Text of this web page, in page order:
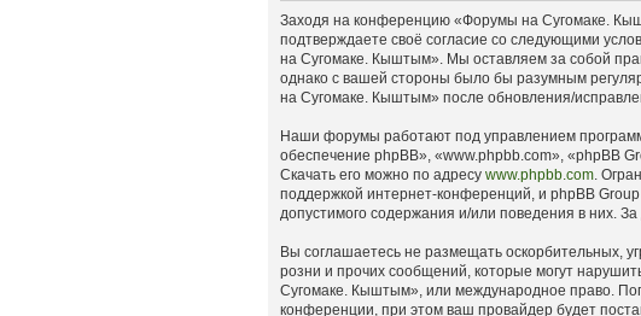
Заходя на конференцию «Форумы на Сугомаке.
подтверждаете своё согласие со следующими
на Сугомаке. Кыштым». Мы оставляем за собой
однако с вашей стороны было бы разумным
на Сугомаке. Кыштым» после обновления/
Наши форумы работают под управлением
обеспечение phpBB», «www.phpbb.com», «phpBB
Скачать его можно по адресу www.phpbb.com .
поддержкой интернет-конференций, и phpBB
допустимого содержания и/или поведения в них.
Вы соглашаетесь не размещать оскорбительных,
розни и прочих сообщений, которые могут
Сугомаке. Кыштым», или международное право.
конференции, при этом ваш провайдер будет